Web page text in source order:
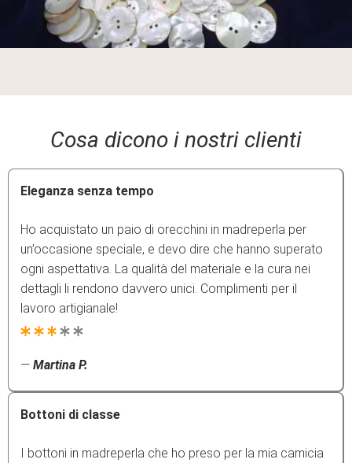
Cosa dicono i nostri clienti
Eleganza senza tempo
Ho acquistato un paio di orecchini in madreperla per
un’occasione speciale, e devo dire che hanno superato
ogni aspettativa. La qualità del materiale e la cura nei
dettagli li rendono davvero unici. Complimenti per il
lavoro artigianale!
— Martina P.
Bottoni di classe
I bottoni in madreperla che ho preso per la mia camicia